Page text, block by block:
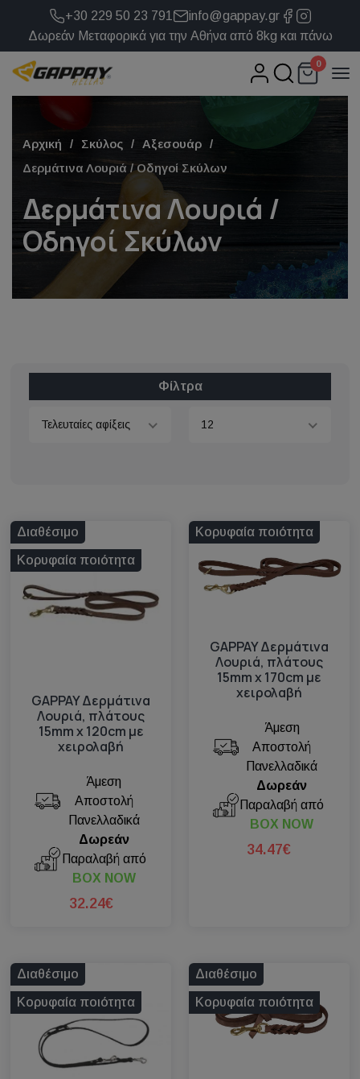
+30 229 50 23 791
info@gappay.gr
Δωρεάν Μεταφορικά για την Αθήνα από 8kg και πάνω
0
Αρχική Σκύλος
Αξεσουάρ
Δερμάτινα Λουριά / Οδηγοί Σκύλων
Δερμάτινα Λουριά /
Οδηγοί Σκύλων
Φίλτρα
Τελευταίες αφίξεις 12
Διαθέσιμο
Κορυφαία ποιότητα
GAPPAY Δερμάτινα
Λουριά, πλάτους
15mm x 120cm με
χειρολαβή
Άμεση
Αποστολή
Πανελλαδικά
Δωρεάν
Παραλαβή από
BOX NOW
32.24€
Κορυφαία ποιότητα
GAPPAY Δερμάτινα
Λουριά, πλάτους
15mm x 170cm με
χειρολαβή
Άμεση
Αποστολή
Πανελλαδικά
Δωρεάν
Παραλαβή από
BOX NOW
34.47€
Διαθέσιμο
Κορυφαία ποιότητα
Διαθέσιμο
Κορυφαία ποιότητα